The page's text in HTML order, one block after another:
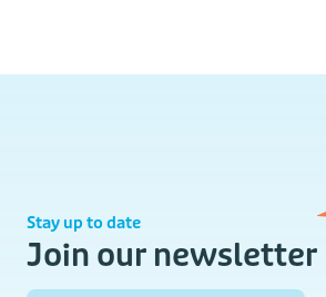
Stay up to date
Join our newsletter